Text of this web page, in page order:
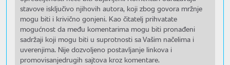
stavove isključivo njihovih autora, koji zbog govora mržnje
mogu biti i krivično gonjeni. Kao čitatelj prihvatate
mogućnost da među komentarima mogu biti pronađeni
sadržaji koji mogu biti u suprotnosti sa Vašim načelima i
uverenjima. Nije dozvoljeno postavljanje linkova i
promovisanjedrugih sajtova kroz komentare.